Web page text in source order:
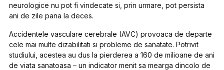
neurologice nu pot fi vindecate si, prin urmare, pot persista
ani de zile pana la deces.
Accidentele vasculare cerebrale (AVC) provoaca de departe
cele mai multe dizabilitati si probleme de sanatate. Potrivit
studiului, acestea au dus la pierderea a 160 de milioane de ani
de viata sanatoasa – un indicator menit sa mearga dincolo de